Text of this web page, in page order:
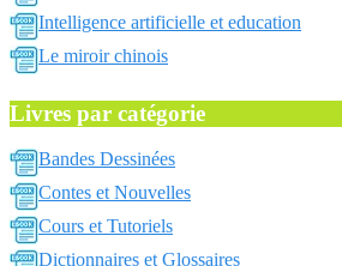
Intelligence artificielle et education
Le miroir chinois
Livres par catégorie
Bandes Dessinées
Contes et Nouvelles
Cours et Tutoriels
Dictionnaires et Glossaires